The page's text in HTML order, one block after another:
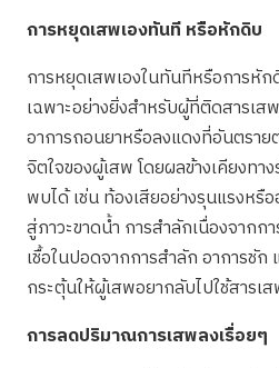
การหยุดเสพเองทันที หรือหักดิบ
การหยุดเสพเองในทันทีหรือการหัก
เฉพาะอย่างยิ่งสำหรับผู้ที่ติดสารเ
อาการถอนยาหรือลงแดงที่อันตรา
จิตใจของผู้เสพ โดยผลข้างเคียงทา
พบได้ เช่น ท้องเสียอย่างรุนแรงหรื
สู่ภาวะขาดน้ำ การสำลักเนื่องจากก
เชื้อในปอดจากการสำลัก อาการชัก
กระตุ้นให้ผู้เสพอยากลับไปใช้สารเ
การลดปริมาณการเสพลงเรื่อยๆ